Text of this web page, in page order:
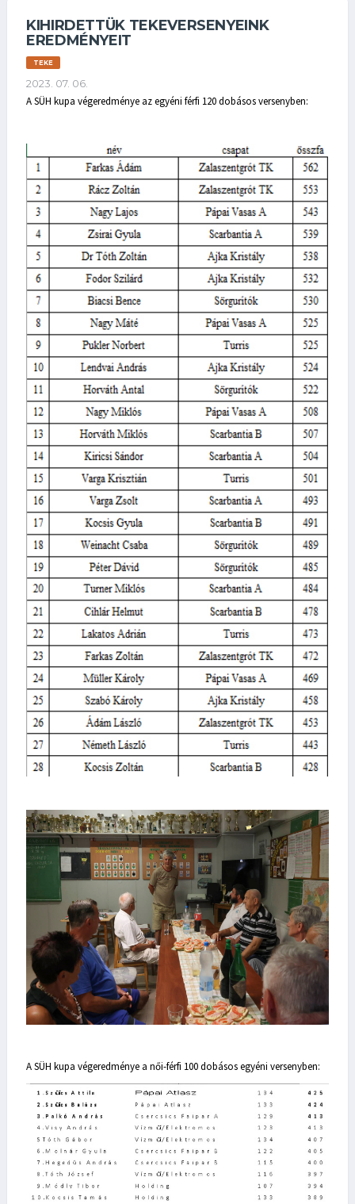
KIHIRDETTÜK TEKEVERSENYEINK
EREDMÉNYEIT
TEKE
2023. 07. 06.
A SÜH kupa végeredménye az egyéni férfi 120 dobásos versenyben:
A SÜH kupa végeredménye a női-férfi 100 dobásos egyéni versenyben: